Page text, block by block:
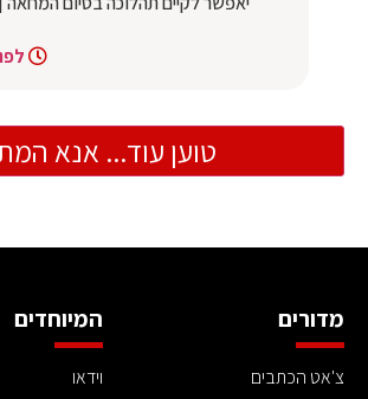
לפני 4
טוען עוד... אנא
מדורים
צ'אט הכתבים
המיוחדים
וידאו